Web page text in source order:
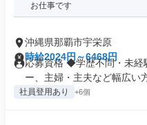
お仕事です
沖縄県那覇市宇栄原
時給2024円～6468円
応募資格 ◆学歴不問・未経
ー、主婦・主夫など幅広い
社員登用あり +6個